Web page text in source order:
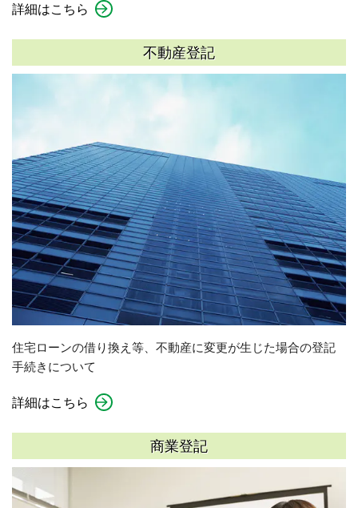
詳細はこちら
不動産登記
住宅ローンの借り換え等、不動産に変更が生じた場合の登記
手続きについて
詳細はこちら
商業登記